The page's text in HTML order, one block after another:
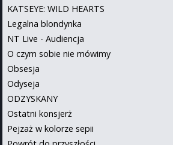
KATSEYE: WILD HEARTS
Legalna blondynka
NT Live - Audiencja
O czym sobie nie mówimy
Obsesja
Odyseja
ODZYSKANY
Ostatni konsjerż
Pejzaż w kolorze sepii